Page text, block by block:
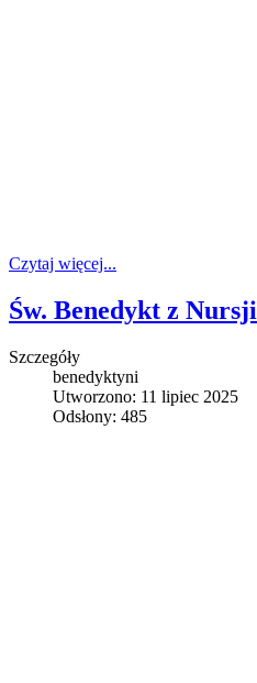
Czytaj więcej...
Św. Benedykt z Nursji
Szczegóły
benedyktyni
Utworzono: 11 lipiec 2025
Odsłony: 485